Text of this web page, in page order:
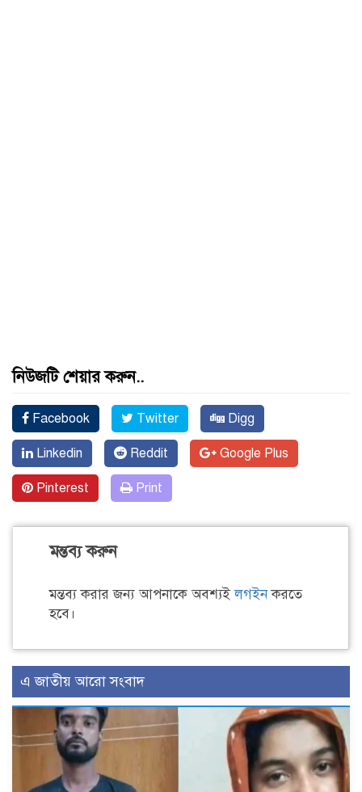
নিউজটি শেয়ার করুন..
Facebook Twitter Digg
Linkedin Reddit Google Plus
Pinterest Print
মন্তব্য করুন
মন্তব্য করার জন্য আপনাকে অবশ্যইলগইনকরতে
হবে।
এ জাতীয় আরো সংবাদ